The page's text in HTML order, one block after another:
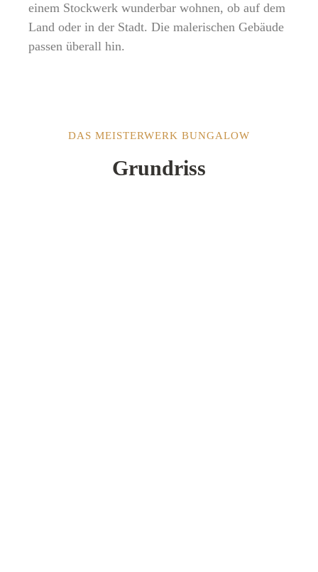
einem Stockwerk wunderbar wohnen, ob auf dem
Land oder in der Stadt. Die malerischen Gebäude
passen überall hin.
DAS MEISTERWERK BUNGALOW
Grundriss